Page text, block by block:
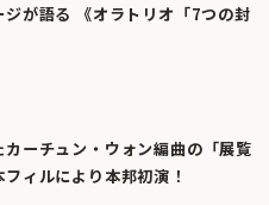
ジが語る 《オラトリオ「7つの封
ーチュン・ウォン編曲の「展覧
ィルにより本邦初演！